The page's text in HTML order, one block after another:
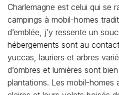
Charlemagne est celui qui se
campings à mobil-homes
d’emblée, j’y ressente un
hébergements sont au
yuccas, lauriers et arbres
d’ombres et lumières sont
plantations. Les mobil-homes